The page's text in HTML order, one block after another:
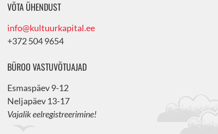
VÕTA ÜHENDUST
info@kultuurkapital.ee
+372 504 9654
BÜROO VASTUVÕTUAJAD
Esmaspäev 9-12
Neljapäev 13-17
Vajalik eelregistreerimine!